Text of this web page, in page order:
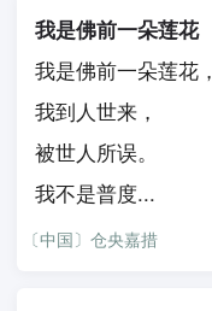
我是佛前一朵莲花
我是佛前一朵莲花，
我到人世来，
被世人所误。
我不是普度...
〔中国〕仓央嘉措